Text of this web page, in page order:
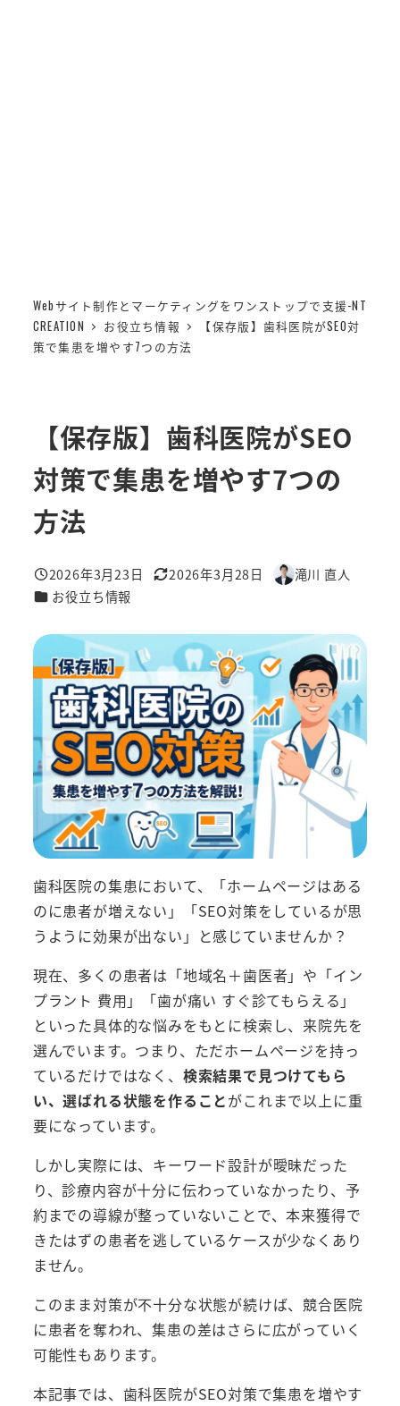
Webサイト制作とマーケティングをワンストップで支援-NT
CREATION
お役立ち情報
【保存版】歯科医院がSEO対
策で集患を増やす7つの方法
【保存版】歯科医院がSEO
対策で集患を増やす7つの
方法
投稿日
2026年3月23日
更新日
2026年3月28日
著
滝川 直人
カテゴリー
お役立ち情報
歯科医院の集患において、「ホームページはある
のに患者が増えない」「SEO対策をしているが思
うように効果が出ない」と感じていませんか？
現在、多くの患者は「地域名＋歯医者」や「イン
プラント 費用」「歯が痛い すぐ診てもらえる」
といった具体的な悩みをもとに検索し、来院先を
選んでいます。つまり、ただホームページを持っ
ているだけではなく、 検索結果で見つけてもら
い、選ばれる状態を作ることがこれまで以上に重
要になっています。
しかし実際には、キーワード設計が曖昧だった
り、診療内容が十分に伝わっていなかったり、予
約までの導線が整っていないことで、本来獲得で
きたはずの患者を逃しているケースが少なくあり
ません。
このまま対策が不十分な状態が続けば、競合医院
に患者を奪われ、集患の差はさらに広がっていく
可能性もあります。
本記事では、歯科医院がSEO対策で集患を増やす